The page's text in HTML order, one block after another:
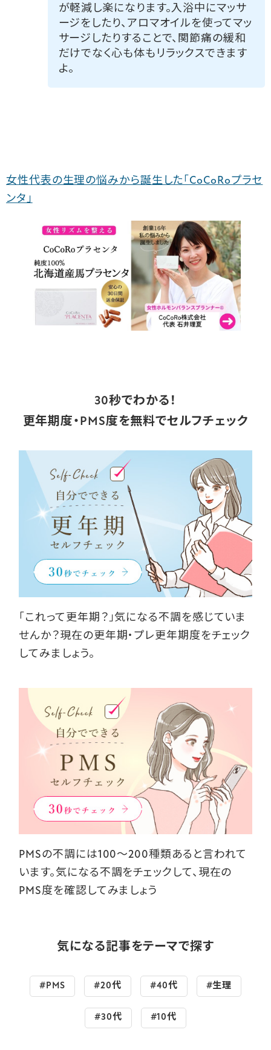
が軽減し楽になります。入浴中にマッサ
ージをしたり、アロマオイルを使ってマッ
サージしたりすることで、関節痛の緩和
だけでなく心も体もリラックスできます
よ。
女性代表の生理の悩みから誕生した「CoCoRoプラセ
ンタ」
30秒でわかる！
更年期度・PMS度を無料でセルフチェック
「これって更年期？」気になる不調を感じていま
せんか？現在の更年期・プレ更年期度をチェック
してみましょう。
PMSの不調には100～200種類あると言われて
います。気になる不調をチェックして、現在の
PMS度を確認してみましょう
気になる記事をテーマで探す
#PMS #20代 #40代 #生理
#30代 #10代